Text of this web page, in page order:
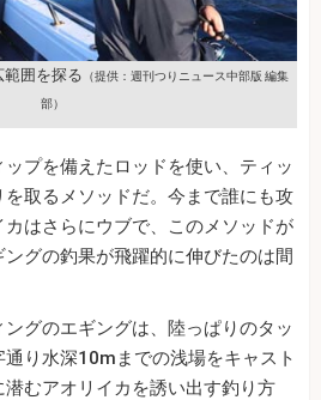
囲を探る （提供：週刊つりニュース中部版 編集
部）
プを備えたロッドを使い、ティッ
取るメソッドだ。今まで誰にも攻
はさらにウブで、このメソッドが
グの釣果が飛躍的に伸びたのは間
グのエギングは、陸っぱりのタッ
り水深10mまでの浅場をキャスト
潜むアオリイカを誘い出す釣り方